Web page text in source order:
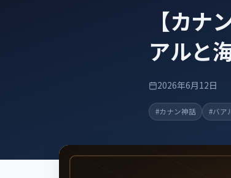
【カ
アルと
2026年6月12日
#カナン神話 #バア